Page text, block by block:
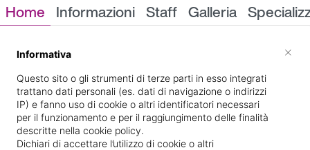
Home Informazioni Staff Galleria
Informazioni
Informativa
Questo sito o gli strumenti di terze parti in esso integrati
trattano dati personali (es. dati di navigazione o indirizzi
IP) e fanno uso di cookie o altri identificatori necessari
per il funzionamento e per il raggiungimento delle finalità
descritte nella cookie policy.
Dichiari di accettare l’utilizzo di cookie o altri
×